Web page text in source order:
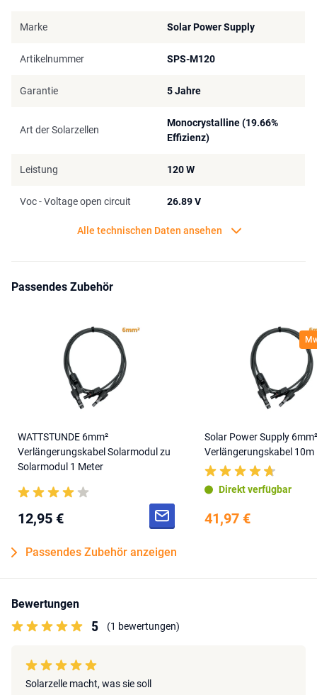
Marke Solar Power Supply
Artikelnummer SPS-M120
Garantie 5 Jahre
Art der Solarzellen
Monocrystalline (19.66%
Effizienz)
Leistung 120 W
Voc - Voltage open circuit 26.89 V
Alle technischen Daten ansehen
Passendes Zubehör
WATTSTUNDE 6mm²
Verlängerungskabel Solarmodul zu
Solarmodul 1 Meter
12,95 €
Solar Power Supply
Verlängerungskabel 10m
Direkt verfügbar
41,97 €
Passendes Zubehör anzeigen
Bewertungen
5 (1 bewertungen)
Solarzelle macht, was sie soll